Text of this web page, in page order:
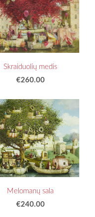
Skraiduolių medis
€260.00
Melomanų sala
€240.00